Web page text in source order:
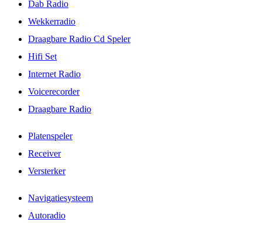
Dab Radio
Wekkerradio
Draagbare Radio Cd Speler
Hifi Set
Internet Radio
Voicerecorder
Draagbare Radio
Platenspeler
Receiver
Versterker
Navigatiesysteem
Autoradio